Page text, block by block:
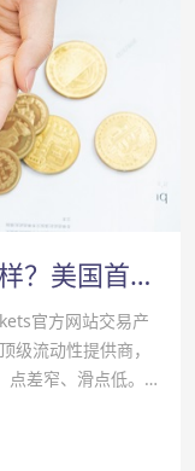
cpt markets交易流程怎么样？美国首次申请失业救济人数意外下降-cpt markets官网
官方网站交易产
流动性提供商‌，
差窄、滑点低。支